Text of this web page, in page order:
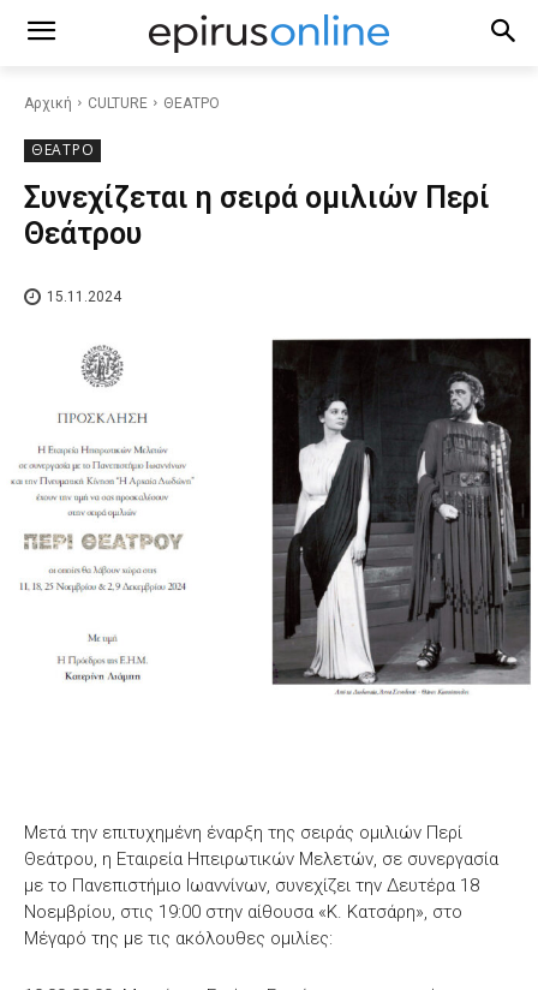
Αρχική CULTURE ΘΕΑΤΡΟ
ΘΕΑΤΡΟ
Συνεχίζεται η σειρά ομιλιών Περί
Θεάτρου
15.11.2024
Μετά την επιτυχημένη έναρξη της σειράς ομιλιών Περί
Θεάτρου, η Εταιρεία Ηπειρωτικών Μελετών, σε συνεργασία
με το Πανεπιστήμιο Ιωαννίνων, συνεχίζει την Δευτέρα 18
Νοεμβρίου, στις 19:00 στην αίθουσα «Κ. Κατσάρη», στο
Μέγαρό της με τις ακόλουθες ομιλίες: